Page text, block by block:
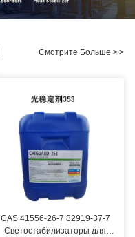
Смотрите Больше >>
CAS 41556-26-7 82919-37-7
Светостабилизаторы для